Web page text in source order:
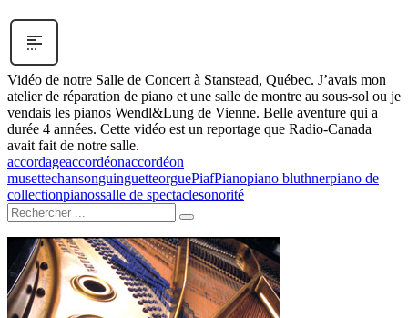
Vidéo de notre Salle de Concert à Stanstead, Québec. J’avais mon
atelier de réparation de piano et une salle de montre au sous-sol ou je
vendais les pianos Wendl&Lung de Vienne. Belle aventure qui a
durée 4 années. Cette vidéo est un reportage que Radio-Canada
avait fait de notre salle.
accordageaccordéonaccordéon
musettechansonguinguetteorguePiafPianopiano bluthnerpiano de
collectionpianossalle de spectaclesonorité